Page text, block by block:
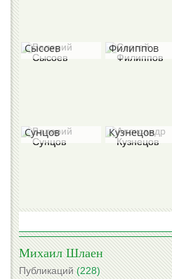
Сысоев
Филиппов
Сунцов
Кузнецов
Степанов
Гришин
Михаил Шлаен
Публикаций(228)